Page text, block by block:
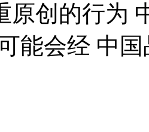
原创的行为
能会经 中